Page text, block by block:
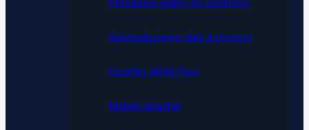
Přenášíme platby do účetnictví
Automatizujeme data a procesy
Doplňky ABRA Flexi
Mobilní skladník